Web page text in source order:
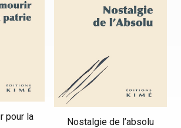
pour la
Nostalgie de l’absolu